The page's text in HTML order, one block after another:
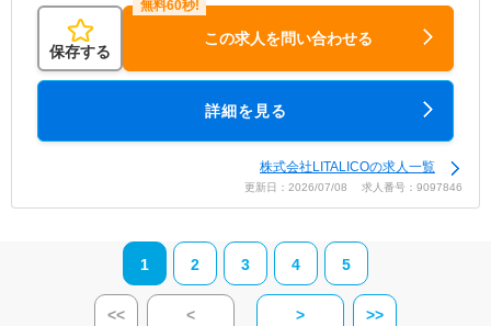
保存する
この求人を問い合わせる
詳細を見る
株式会社LITALICOの求人一覧
更新日：2026/07/08 求人番号：9097846
1 2 3 4 5
<< < > >>